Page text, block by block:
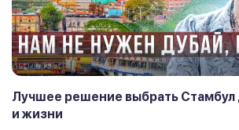
Лучшее решение выбрать Стамбул
и жизни